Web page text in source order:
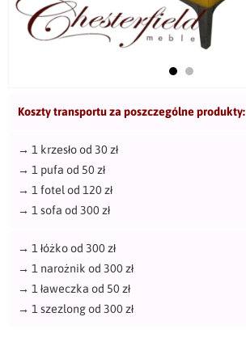
Koszty transportu za poszczególne produkty:
→ 1 krzesło od 30 zł
→ 1 pufa od 50 zł
→ 1 fotel od 120 zł
→ 1 sofa od 300 zł
→ 1 łóżko od 300 zł
→ 1 narożnik od 300 zł
→ 1 ławeczka od 50 zł
→ 1 szezlong od 300 zł